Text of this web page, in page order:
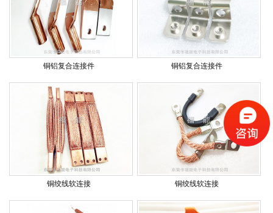
铜铝复合连接件 铜铝复合连接件
铜绞线软连接 铜绞线软连接